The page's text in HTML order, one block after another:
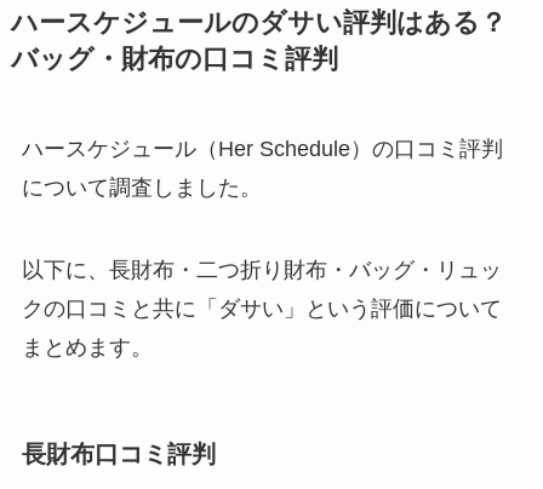
ハースケジュールのダサい評判はある？
バッグ・財布の口コミ評判
ハースケジュール（Her Schedule）の口コミ評判
について調査しました。
以下に、長財布・二つ折り財布・バッグ・リュッ
クの口コミと共に「ダサい」という評価について
まとめます。
長財布口コミ評判